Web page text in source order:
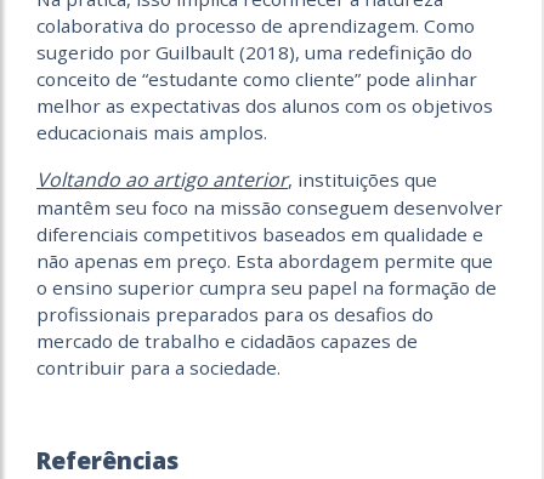
colaborativa do processo de aprendizagem. Como
sugerido por Guilbault (2018), uma redefinição do
conceito de “estudante como cliente” pode alinhar
melhor as expectativas dos alunos com os objetivos
educacionais mais amplos.
Voltando ao artigo anterior, instituições que
mantêm seu foco na missão conseguem desenvolver
diferenciais competitivos baseados em qualidade e
não apenas em preço. Esta abordagem permite que
o ensino superior cumpra seu papel na formação de
profissionais preparados para os desafios do
mercado de trabalho e cidadãos capazes de
contribuir para a sociedade.
Referências